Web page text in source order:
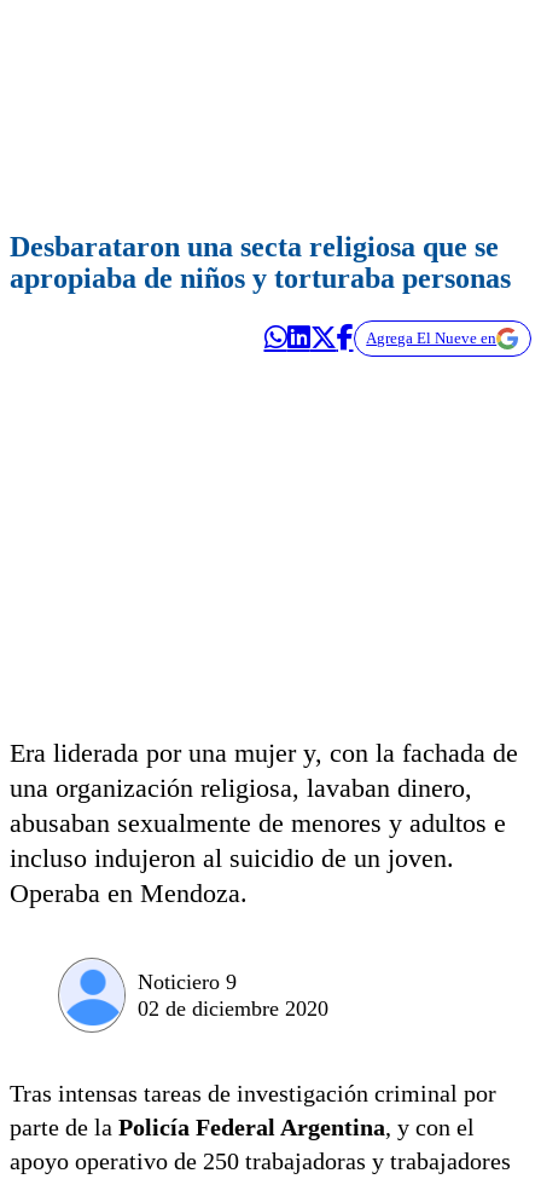
Desbarataron una secta religiosa que se
apropiaba de niños y torturaba personas
Agrega El Nueve en
Era liderada por una mujer y, con la fachada de
una organización religiosa, lavaban dinero,
abusaban sexualmente de menores y adultos e
incluso indujeron al suicidio de un joven.
Operaba en Mendoza.
Noticiero 9
02 de diciembre 2020
Tras intensas tareas de investigación criminal por
parte de la Policía Federal Argentina, y con el
apoyo operativo de 250 trabajadoras y trabajadores